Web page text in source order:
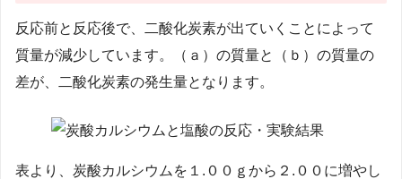
反応前と反応後で、二酸化炭素が出ていくことによって
質量が減少しています。（ａ）の質量と（ｂ）の質量の
差が、二酸化炭素の発生量となります。
表より、炭酸カルシウムを１.００ｇから２.００に増やし